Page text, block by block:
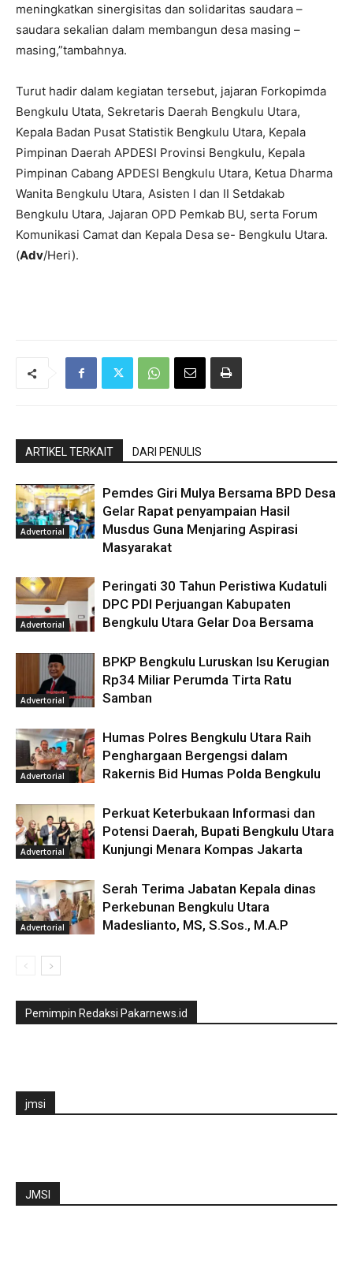
meningkatkan sinergisitas dan solidaritas saudara –
saudara sekalian dalam membangun desa masing –
masing,”tambahnya.
Turut hadir dalam kegiatan tersebut, jajaran Forkopimda
Bengkulu Utata, Sekretaris Daerah Bengkulu Utara,
Kepala Badan Pusat Statistik Bengkulu Utara, Kepala
Pimpinan Daerah APDESI Provinsi Bengkulu, Kepala
Pimpinan Cabang APDESI Bengkulu Utara, Ketua Dharma
Wanita Bengkulu Utara, Asisten I dan II Setdakab
Bengkulu Utara, Jajaran OPD Pemkab BU, serta Forum
Komunikasi Camat dan Kepala Desa se- Bengkulu Utara.
(Adv/Heri).
ARTIKEL TERKAIT DARI PENULIS
Advertorial
Pemdes Giri Mulya Bersama BPD Desa
Gelar Rapat penyampaian Hasil
Musdus Guna Menjaring Aspirasi
Masyarakat
Advertorial
Peringati 30 Tahun Peristiwa Kudatuli
DPC PDI Perjuangan Kabupaten
Bengkulu Utara Gelar Doa Bersama
Advertorial
BPKP Bengkulu Luruskan Isu Kerugian
Rp34 Miliar Perumda Tirta Ratu
Samban
Advertorial
Humas Polres Bengkulu Utara Raih
Penghargaan Bergengsi dalam
Rakernis Bid Humas Polda Bengkulu
Advertorial
Perkuat Keterbukaan Informasi dan
Potensi Daerah, Bupati Bengkulu Utara
Kunjungi Menara Kompas Jakarta
Advertorial
Serah Terima Jabatan Kepala dinas
Perkebunan Bengkulu Utara
Madeslianto, MS, S.Sos., M.A.P
Pemimpin Redaksi Pakarnews.id
jmsi
JMSI